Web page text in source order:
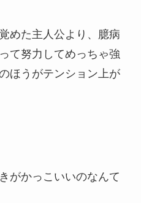
めた主人公より、臆病
て努力してめっちゃ強
ほうがテンション上が
がかっこいいのなんて